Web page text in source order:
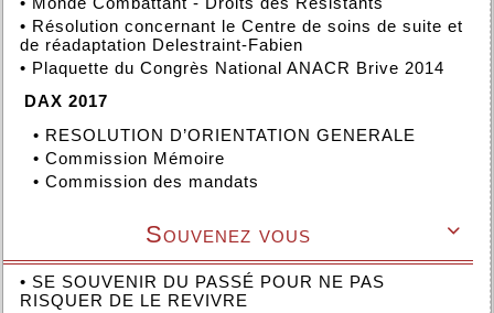
• Résolution concernant le Centre de soins de suite et
de réadaptation Delestraint-Fabien
• Plaquette du Congrès National ANACR Brive 2014
DAX 2017
• RESOLUTION D’ORIENTATION GENERALE
• Commission Mémoire
• Commission des mandats

Souvenez vous
• SE SOUVENIR DU PASSÉ POUR NE PAS
RISQUER DE LE REVIVRE